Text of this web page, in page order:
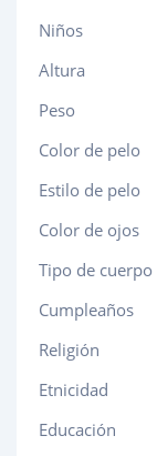
Niños
Altura
Peso
Color de pelo
Estilo de pelo
Color de ojos
Tipo de cuerpo
Cumpleaños
Religión
Etnicidad
Educación